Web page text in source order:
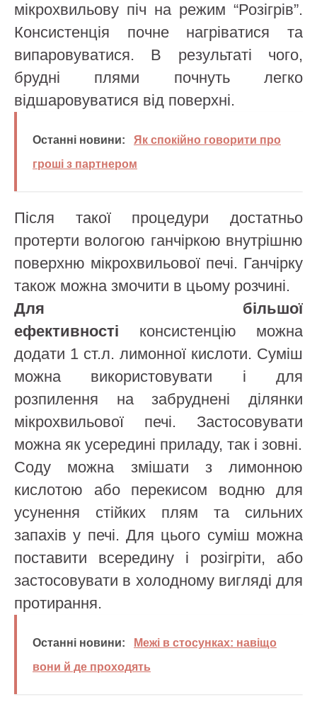
мікрохвильову піч на режим “Розігрів”.
Консистенція почне нагріватися та
випаровуватися. В результаті чого,
брудні плями почнуть легко
відшаровуватися від поверхні.
Останні новини:
Як спокійно говорити про
гроші з партнером
Після такої процедури достатньо
протерти вологою ганчіркою внутрішню
поверхню мікрохвильової печі. Ганчірку
також можна змочити в цьому розчині.
Для більшої
ефективності консистенцію можна
додати 1 ст.л. лимонної кислоти. Суміш
можна використовувати і для
розпилення на забруднені ділянки
мікрохвильової печі. Застосовувати
можна як усередині приладу, так і зовні.
Соду можна змішати з лимонною
кислотою або перекисом водню для
усунення стійких плям та сильних
запахів у печі. Для цього суміш можна
поставити всередину і розігріти, або
застосовувати в холодному вигляді для
протирання.
Останні новини:
Межі в стосунках: навіщо
вони й де проходять